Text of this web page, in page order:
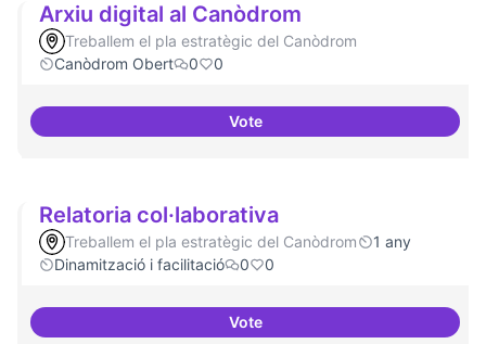
Arxiu digital al Canòdrom
Treballem el pla estratègic del Canòdrom
Canòdrom Obert
0 0
VoteArxiu digital al Canòdrom
Relatoria col·laborativa
Treballem el pla estratègic del Canòdrom
1 any
Dinamització i facilitació
0 0
VoteRelatoria col·laborativa